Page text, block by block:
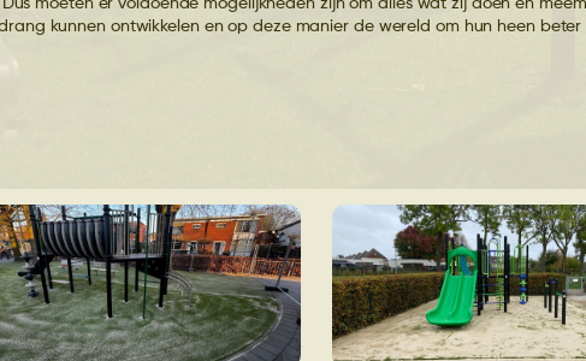
Straatmeubilair
Wiptoestellen
moeten er voldoende mogelijkheden zijn om alles wat zij doen en
kunnen ontwikkelen en op deze manier de wereld om hun heen beter